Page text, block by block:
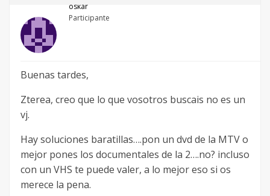
oskar
Participante
Buenas tardes,
Zterea, creo que lo que vosotros buscais no es un
vj.
Hay soluciones baratillas….pon un dvd de la MTV o
mejor pones los documentales de la 2….no? incluso
con un VHS te puede valer, a lo mejor eso si os
merece la pena.